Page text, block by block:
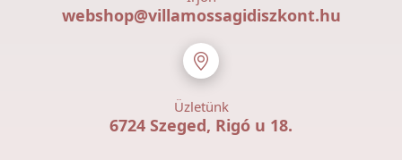
webshop@villamossagidiszkont.hu
Üzletünk
6724 Szeged, Rigó u 18.